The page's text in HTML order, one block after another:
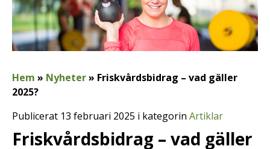
Hem » Nyheter» Friskvårdsbidrag – vad gäller
2025?
Publicerat 13 februari 2025 i kategorin Artiklar
Friskvårdsbidrag – vad gäller